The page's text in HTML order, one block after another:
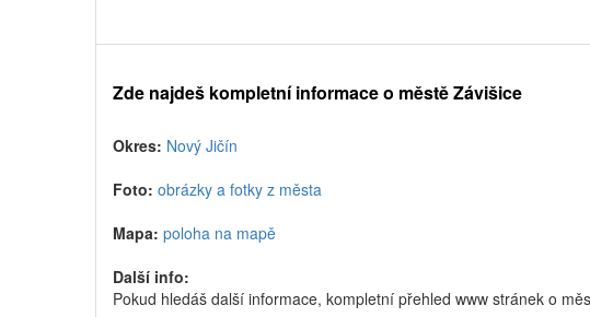
Zde najdeš kompletní informace o městě Závišice
Okres: Nový Jičín
Foto: obrázky a fotky z města
Mapa: poloha na mapě
Další info:
Pokud hledáš další informace, kompletní přehled www stránek o